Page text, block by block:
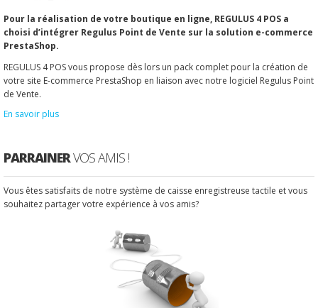
Pour la réalisation de votre boutique en ligne, REGULUS 4 POS a
choisi d’intégrer Regulus Point de Vente sur la solution e-commerce
PrestaShop.
REGULUS 4 POS vous propose dès lors un pack complet pour la création de
votre site E-commerce PrestaShop en liaison avec notre logiciel Regulus Point
de Vente.
En savoir plus
PARRAINERVOS AMIS !
Vous êtes satisfaits de notre système de caisse enregistreuse tactile et vous
souhaitez partager votre expérience à vos amis?